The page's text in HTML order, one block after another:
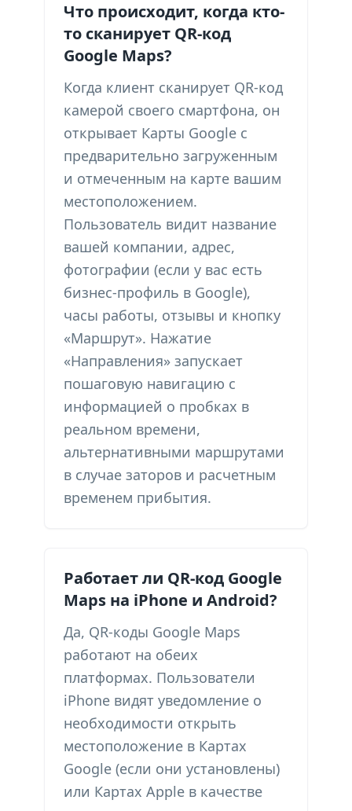
Что происходит, когда кто-
то сканирует QR-код
Google Maps?
Когда клиент сканирует QR-код
камерой своего смартфона, он
открывает Карты Google с
предварительно загруженным
и отмеченным на карте вашим
местоположением.
Пользователь видит название
вашей компании, адрес,
фотографии (если у вас есть
бизнес-профиль в Google),
часы работы, отзывы и кнопку
«Маршрут». Нажатие
«Направления» запускает
пошаговую навигацию с
информацией о пробках в
реальном времени,
альтернативными маршрутами
в случае заторов и расчетным
временем прибытия.
Работает ли QR-код Google
Maps на iPhone и Android?
Да, QR-коды Google Maps
работают на обеих
платформах. Пользователи
iPhone видят уведомление о
необходимости открыть
местоположение в Картах
Google (если они установлены)
или Картах Apple в качестве